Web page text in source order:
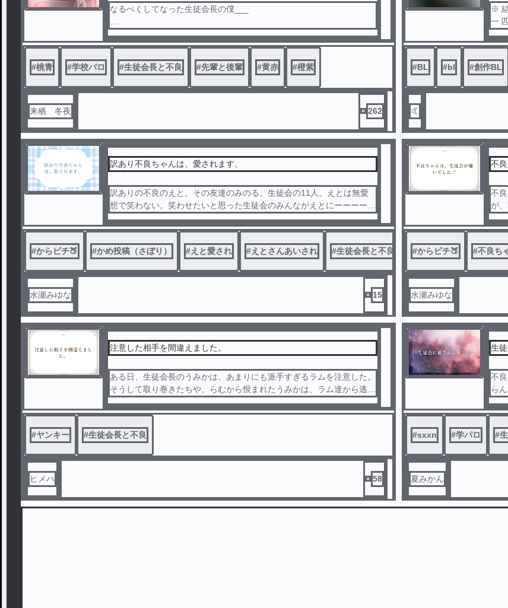
なるべくしてなった生徒会長の僕___
みんなの尊敬と憧れの対象になるはずだった__
ただ一人を除いては___
「なぁ、昨日歩いてた女の子人って誰だ、？もしかして浮気か、？そう
なのか、？」
『あー…！もー！違うから！お姉ちゃんだから…！』
⚠黄赤、橙紫要素あります。
#桃青 #学校パロ #生徒会長と不良 #先輩と後輩 #黄赤 #橙紫
来栖 冬夜 262
※
一
そ
#BL #bl #創作BL
🤙
訳あり不良ちゃんは、愛されます、
訳ありの不良のえと。その友達のみのる。生徒会の11人。えとは無愛
想で笑わない。笑わせたいと思った生徒会のみんながえとにーーーーー
ー
#からピチ🍑 #かめ投稿（さぼり） #えと愛され #えとさんあいされ #生徒会長と不良
水瀬みゆな 15
不
不
が
た
、
#からピチ🍑 #不良ち
水瀬みゆな
注意した相手を間違えました。
ある日、生徒会長のうみかは、あまりにも派手すぎるラムを注意した。
そうして取り巻きたちや、らむから恨まれたうみかは、ラム達から逃げ
る！！
#ヤンキー #生徒会長と不良
ヒメハ 58
生
不
ら
#sxxn #学パロ #
夏みかん